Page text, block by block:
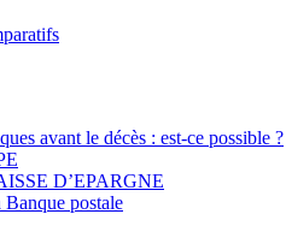
avant le décès : est-ce possible ?
D’EPARGNE
Banque postale